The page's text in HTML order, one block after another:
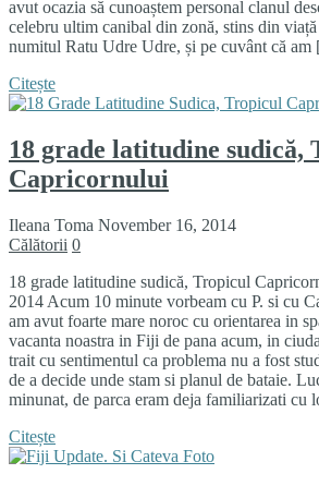
avut ocazia să cunoaștem personal clanul
celebru ultim canibal din zonă, stins din
numitul Ratu Udre Udre, și pe cuvânt că
Citește
18 grade latitudine sudică,
Capricornului
Ileana Toma November 16, 2014
Călătorii 0
18 grade latitudine sudică, Tropicul
2014 Acum 10 minute vorbeam cu P. si cu
am avut foarte mare noroc cu orientarea in
vacanta noastra in Fiji de pana acum, in
trait cu sentimentul ca problema nu a fost
de a decide unde stam si planul de bataie.
minunat, de parca eram deja familiarizati
Citește